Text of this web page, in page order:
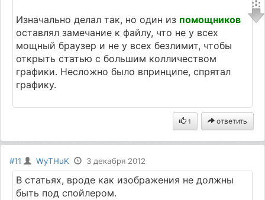
Изначально делал так, но один из помощников
оставлял замечание к файлу, что не у всех
мощный браузер и не у всех безлимит, чтобы
открыть статью с большим колличеством
графики. Несложно было впринципе, спрятал
графику.
1 ответить
#11 WyTHuK 3 декабря 2012
В статьях, вроде как изображения не должны
быть под спойлером.